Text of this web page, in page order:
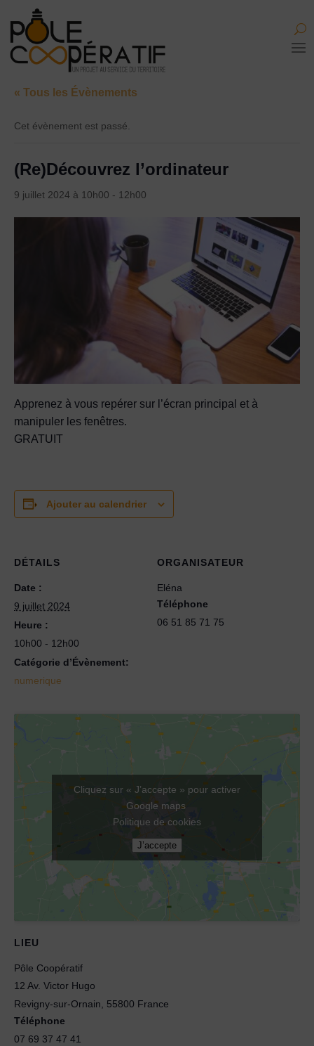
« Tous les Évènements
Cet évènement est passé.
(Re)Découvrez l’ordinateur
9 juillet 2024 à 10h00 - 12h00
Apprenez à vous repérer sur l’écran principal et à
manipuler les fenêtres.
GRATUIT
Ajouter au calendrier
DÉTAILS
Date :
9 juillet 2024
Heure :
10h00 - 12h00
Catégorie d’Évènement:
numerique
ORGANISATEUR
Eléna
Téléphone
06 51 85 71 75
LIEU
Pôle Coopératif
12 Av. Victor Hugo
Revigny-sur-Ornain
55800 France
Téléphone
07 69 37 47 41
Cliquez sur « J’accepte » pour activer
Google maps
Politique de cookies
J’accepte